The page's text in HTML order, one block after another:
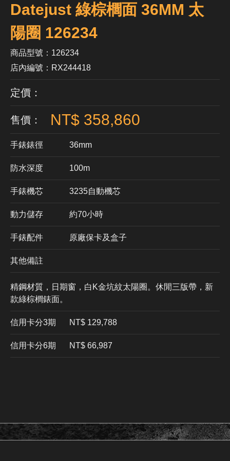
Datejust 綠棕櫚面 36MM 太
陽圈 126234
商品型號：126234
店內編號：RX244418
定價：
售價： NT$ 358,860
手錶錶徑 36mm
防水深度 100m
手錶機芯 ​3235自動機芯
動力儲存 約70小時
手錶配件 原廠保卡及盒子
其他備註
精鋼材質，日期窗，白K金坑紋太陽圈。休閒三版帶，新
款綠棕櫚錶面。
信用卡分3期 ​NT$ 129,788
信用卡分6期 NT$ 66,987